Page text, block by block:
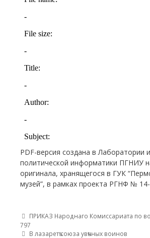
PDF-версия создана в Лаборатории
политической информатики ПГНИУ
оригинала, хранящегося в ГУК
музей”, в рамках проекта РГНФ №
Post navigation
ПРИКАЗ Народнаго Комиссариата по
797
В лазаретѣ союза увѣчных воинов